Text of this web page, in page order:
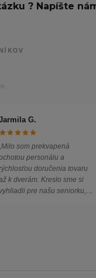
? Napíšte
G.
„Milo som prekvapená
personálu a
doručenia tovaru
k dverám. Kreslo sme si
vyhliadli pre našu seniorku,